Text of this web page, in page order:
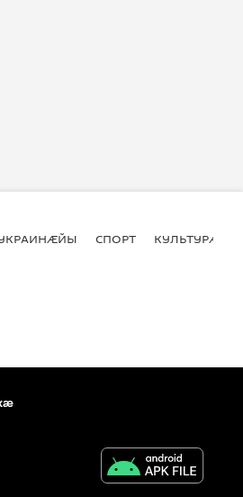
СПОРТ КУЛЬТУРӔ